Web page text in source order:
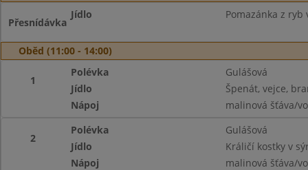
Přesnídávka
Jídlo Pomazánka z
Oběd (11:00 - 14:00)
1
Polévka
Gulášová
Jídlo
Špenát, vejce,
Nápoj
malinová šťáva/
2
Polévka
Gulášová
Jídlo
Králičí kostky v
Nápoj
malinová šťáva/